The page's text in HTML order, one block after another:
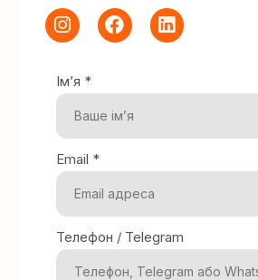
Ім’я *
Email *
Телефон / Telegram